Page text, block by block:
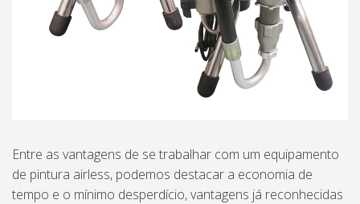
Entre as vantagens de se trabalhar com um equipamento
de pintura airless, podemos destacar a economia de
tempo e o mínimo desperdício, vantagens já reconhecidas